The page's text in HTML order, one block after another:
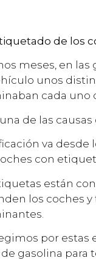
de los
meses, en
unos
cada uno
de las
va
con
están
los coches
por
gasolina para